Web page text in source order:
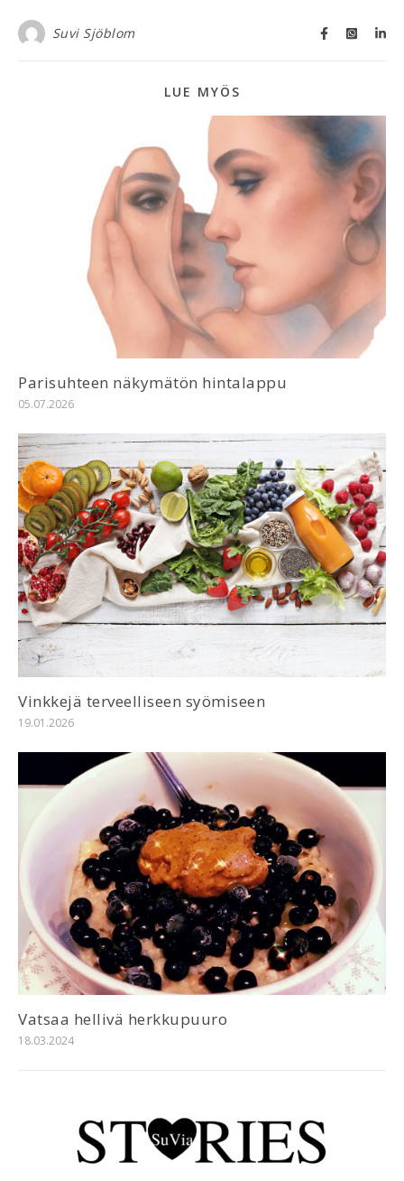
Suvi Sjöblom
LUE MYÖS
Parisuhteen näkymätön hintalappu
05.07.2026
Vinkkejä terveelliseen syömiseen
19.01.2026
Vatsaa hellivä herkkupuuro
18.03.2024